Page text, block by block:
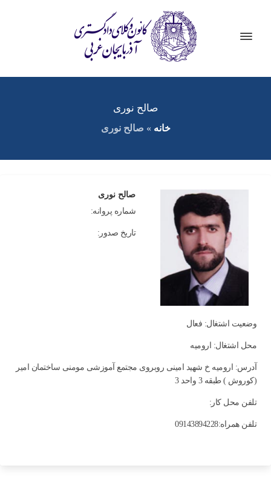
صالح نوری
خانه » صالح نوری
صالح نوری
شماره پروانه:
تاریخ صدور:
وضعیت اشتغال: فعال
محل اشتغال: اروميه
آدرس: ارومیه خ شهید امینی روبروی مجتمع آموزشی مومنی ساختمان امیر
(کوروش ) طبقه 3 واحد 3
تلفن محل کار:
تلفن همراه:09143894228